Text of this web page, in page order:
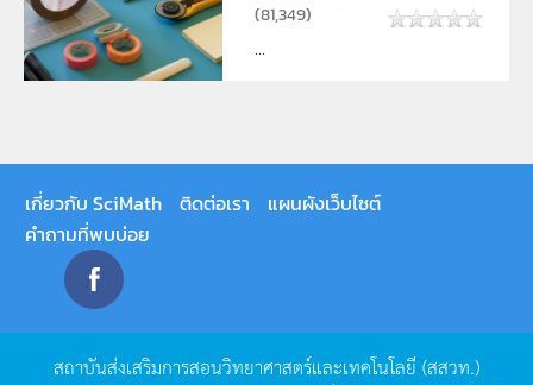
(81,349)
...
เกี่ยวกับ SciMath ติดต่อเรา
แผนผังเว็บไซต์
คำถามที่พบบ่อย
สถาบันส่งเสริมการสอนวิทยาศาสตร์และเทคโนโลยี (สสวท.)